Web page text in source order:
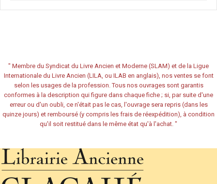
" Membre du Syndicat du Livre Ancien et Moderne (SLAM) et de la Ligue
Internationale du Livre Ancien (LILA, ou ILAB en anglais), nos ventes se font
selon les usages de la profession. Tous nos ouvrages sont garantis
conformes à la description qui figure dans chaque fiche ; si, par suite d'une
erreur ou d'un oubli, ce n'était pas le cas, l'ouvrage sera repris (dans les
quinze jours) et remboursé (y compris les frais de réexpédition), à condition
qu'il soit restitué dans le même état qu'à l'achat. "